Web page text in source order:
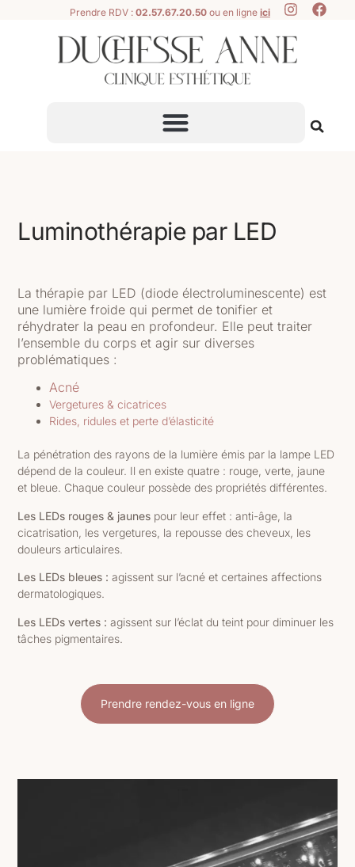
Prendre RDV : 02.57.67.20.50ou en ligne ici
Luminothérapie par LED
Lathérapie par LED (diode électroluminescente) est
une lumière froide qui permet de tonifier et
réhydrater la peau en profondeur. Elle peut traiter
l’ensemble du corps et agir sur diverses
problématiques :
Acné
Vergetures & cicatrices
Rides, ridules et perte d’élasticité
La pénétration des rayons de la lumière émis par la lampe LED
dépend de la couleur. Il en existe quatre : rouge, verte, jaune
et bleue. Chaque couleur possède des propriétés différentes.
Les LEDs rouges & jaunes pour leur effet :anti-âge, la
cicatrisation, les vergetures, la repousse des cheveux, les
douleurs articulaires.
Les LEDs bleues : agissent sur l’acnéet certaines affections
dermatologiques.
Les LEDs vertes : agissent sur l’éclat du teint pourdiminuer les
tâches pigmentaires.
Prendre rendez-vous en ligne